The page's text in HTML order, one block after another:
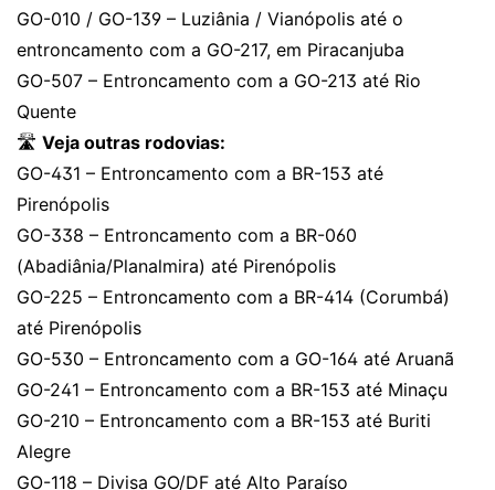
GO-010 / GO-139 – Luziânia / Vianópolis até o
entroncamento com a GO-217, em Piracanjuba
GO-507 – Entroncamento com a GO-213 até Rio
Quente
🛣️ Veja outras rodovias:
GO-431 – Entroncamento com a BR-153 até
Pirenópolis
GO-338 – Entroncamento com a BR-060
(Abadiânia/Planalmira) até Pirenópolis
GO-225 – Entroncamento com a BR-414 (Corumbá)
até Pirenópolis
GO-530 – Entroncamento com a GO-164 até Aruanã
GO-241 – Entroncamento com a BR-153 até Minaçu
GO-210 – Entroncamento com a BR-153 até Buriti
Alegre
GO-118 – Divisa GO/DF até Alto Paraíso